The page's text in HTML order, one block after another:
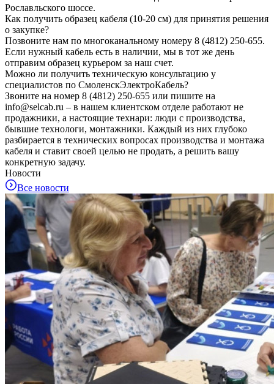
Рославльского шоссе.
Как получить образец кабеля (10-20 см) для принятия решения
о закупке?
Позвоните нам по многоканальному номеру 8 (4812) 250-655.
Если нужный кабель есть в наличии, мы в тот же день
отправим образец курьером за наш счет.
Можно ли получить техническую консультацию у
специалистов по СмоленскЭлектроКабель?
Звоните на номер 8 (4812) 250-655 или пишите на
info@selcab.ru – в нашем клиентском отделе работают не
продажники, а настоящие технари: люди с производства,
бывшие технологи, монтажники. Каждый из них глубоко
разбирается в технических вопросах производства и монтажа
кабеля и ставит своей целью не продать, а решить вашу
конкретную задачу.
Новости
Все новости